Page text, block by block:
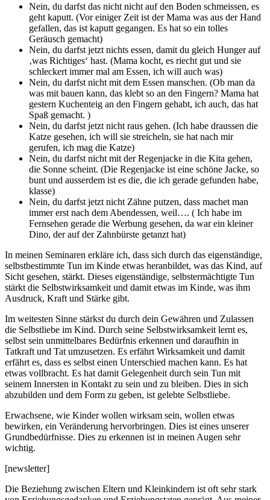
Nein, du darfst das nicht nicht auf den Boden schmeissen, es
geht kaputt. (Vor einiger Zeit ist der Mama was aus der Hand
gefallen, das ist kaputt gegangen. Es hat so ein tolles
Geräusch gemacht)
Nein, du darfst jetzt nichts essen, damit du gleich Hunger auf
‚was Richtiges‘ hast. (Mama kocht, es riecht gut und sie
schleckert immer mal am Essen, ich will auch was)
Nein, du darfst nicht mit dem Essen manschen. (Ob man da
was mit bauen kann, das klebt so an den Fingern? Mama hat
gestern Kuchenteig an den Fingern gehabt, ich auch, das hat
Spaß gemacht. )
Nein, du darfst jetzt nicht raus gehen. (Ich habe draussen die
Katze gesehen, ich will sie streicheln, sie hat nach mir
gerufen, ich mag die Katze)
Nein, du darfst nicht mit der Regenjacke in die Kita gehen,
die Sonne scheint. (Die Regenjacke ist eine schöne Jacke, so
bunt und ausserdem ist es die, die ich gerade gefunden habe,
klasse)
Nein, du darfst jetzt nicht Zähne putzen, dass machet man
immer erst nach dem Abendessen, weil…. ( Ich habe im
Fernsehen gerade die Werbung gesehen, da war ein kleiner
Dino, der auf der Zahnbürste getanzt hat)
In meinen Seminaren erkläre ich, dass sich durch das eigenständige,
selbstbestimmte Tun im Kinde etwas heranbildet, was das Kind, auf
Sicht gesehen, stärkt. Dieses eigenständige, selbstermächtigte Tun
stärkt die Selbstwirksamkeit und damit etwas im Kinde, was ihm
Ausdruck, Kraft und Stärke gibt.
Im weitesten Sinne stärkst du durch dein Gewähren und Zulassen
die Selbstliebe im Kind. Durch seine Selbstwirksamkeit lernt es,
selbst sein unmittelbares Bedürfnis erkennen und daraufhin in
Tatkraft und Tat umzusetzen. Es erfährt Wirksamkeit und damit
erfährt es, dass es selbst einen Unterschied machen kann. Es hat
etwas vollbracht. Es hat damit Gelegenheit durch sein Tun mit
seinem Innersten in Kontakt zu sein und zu bleiben. Dies in sich
abzubilden und dem Form zu geben, ist gelebte Selbstliebe.
Erwachsene, wie Kinder wollen wirksam sein, wollen etwas
bewirken, ein Veränderung hervorbringen. Dies ist eines unserer
Grundbedürfnisse. Dies zu erkennen ist in meinen Augen sehr
wichtig.
[newsletter]
Die Beziehung zwischen Eltern und Kleinkindern ist oft sehr stark